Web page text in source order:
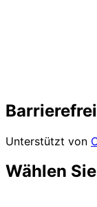
Unterstützt von
Wählen